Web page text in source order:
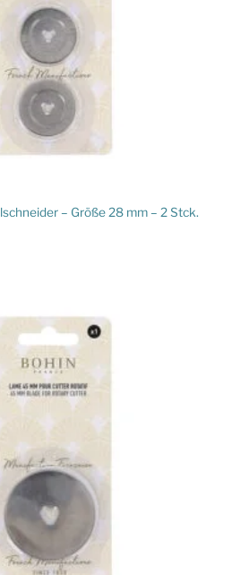
– Größe 28 mm – 2 Stck.